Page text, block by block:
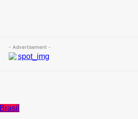
- Advertisement -
Brasil